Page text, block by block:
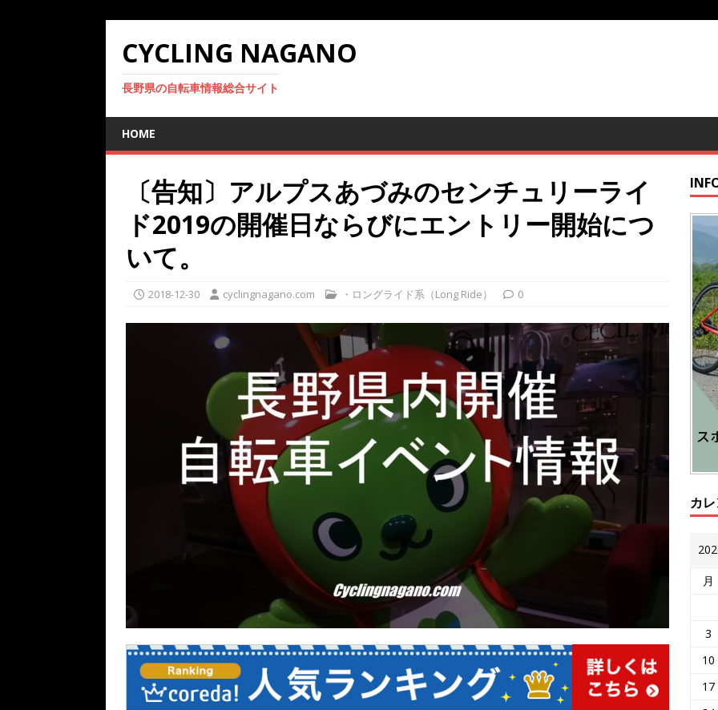
CYCLING NAGANO
長野県の自転車情報総合サイト
HOME
〔告知〕アルプスあづみのセンチュリーライ
ド2019の開催日ならびにエントリー開始につ
いて。
2018-12-30 cyclingnagano.com ・ロングライド系（Long Ride） 0
カ
月
3
10
17